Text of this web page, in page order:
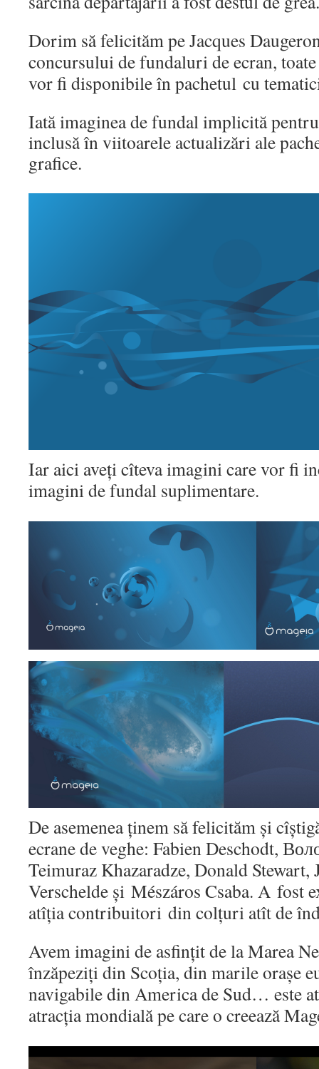
Dorim să felicităm pe Jacques
concursului de fundaluri de ecran,
vor fi disponibile în pachetul cu
Iată imaginea de fundal implicită
inclusă în viitoarele actualizări ale
grafice.
Iar aici aveți cîteva imagini care vor fi
imagini de fundal suplimentare.
De asemenea ținem să felicităm și
ecrane de veghe: Fabien Deschodt,
Teimuraz Khazaradze, Donald Stewart,
Verschelde și Mészáros Csaba. A fost
atîția contribuitori din colțuri atît de
Avem imagini de asfințit de la Marea
înzăpeziți din Scoția, din marile orașe
navigabile din America de Sud… este
atracția mondială pe care o creează